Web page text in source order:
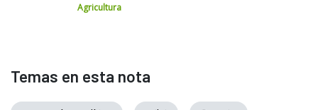
Agricultura
Temas en esta nota